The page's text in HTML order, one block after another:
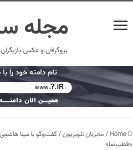
مجله
بیوگرافی و عکس
Home
/مجریان تلویزیون/گفت‌وگو با مینا
«قطب‌نما»